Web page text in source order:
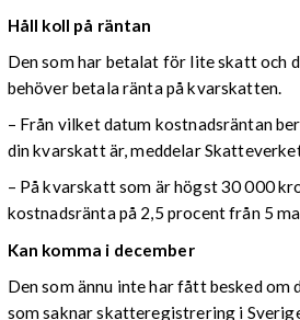
Håll koll på räntan
Den som har betalat för lite skatt och
behöver betala ränta på kvarskatten.
– Från vilket datum kostnadsräntan
din kvarskatt är, meddelar
– På kvarskatt som är högst 30 000
kostnadsränta på 2,5 procent från 5
Kan komma i december
Den som ännu inte har fått besked om
som saknar skatteregistrering i